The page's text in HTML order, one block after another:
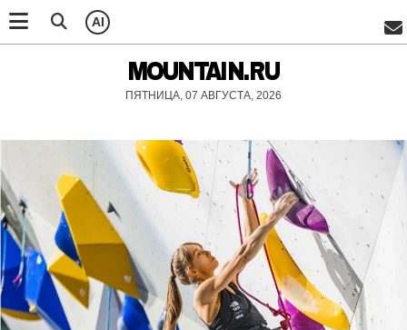
AI
MOUNTAIN.RU
ПЯТНИЦА, 07 АВГУСТА, 2026